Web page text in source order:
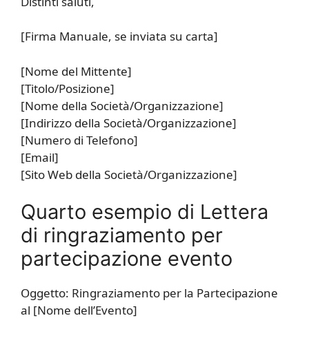
[Firma Manuale, se inviata su carta]
[Nome del Mittente]
[Titolo/Posizione]
[Nome della Società/Organizzazione]
[Indirizzo della Società/Organizzazione]
[Numero di Telefono]
[Email]
[Sito Web della Società/Organizzazione]
Quarto esempio di Lettera
di ringraziamento per
partecipazione evento
Oggetto: Ringraziamento per la Partecipazione
al [Nome dell’Evento]